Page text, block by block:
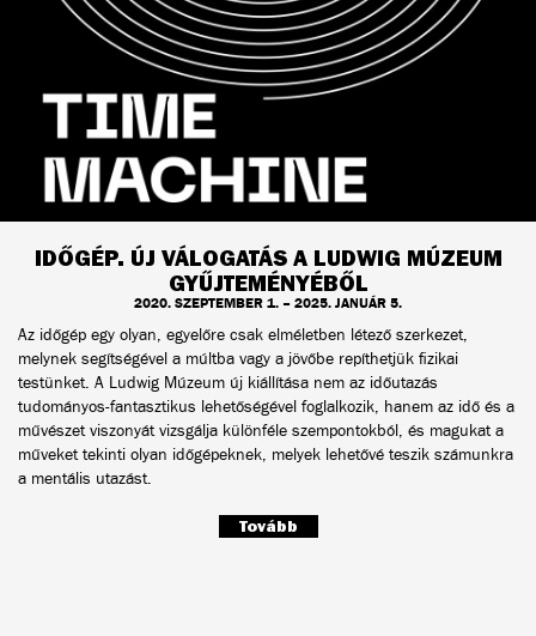
IDŐGÉP. ÚJ VÁLOGATÁS A LUDWIG MÚZEUM
GYŰJTEMÉNYÉBŐL
2020. SZEPTEMBER 1. – 2025. JANUÁR 5.
Az időgép egy olyan, egyelőre csak elméletben létező szerkezet,
melynek segítségével a múltba vagy a jövőbe repíthetjük fizikai
testünket. A Ludwig Múzeum új kiállítása nem az időutazás
tudományos-fantasztikus lehetőségével foglalkozik, hanem az idő és a
művészet viszonyát vizsgálja különféle szempontokból, és magukat a
műveket tekinti olyan időgépeknek, melyek lehetővé teszik számunkra
a mentális utazást.
Tovább